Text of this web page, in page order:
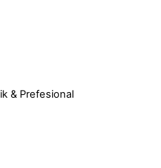
& Prefesional